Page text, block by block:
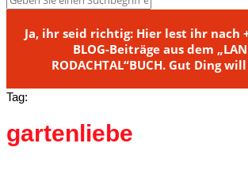
Ja, ihr seid richtig: Hier lest ihr nach
BLOG-Beiträge aus dem
RODACHTAL“BUCH. Gut Ding
Tag:
gartenliebe